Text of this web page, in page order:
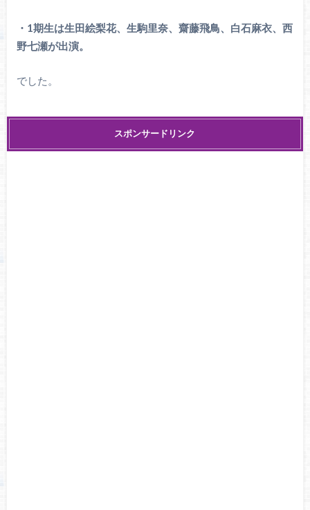
・1期生は生田絵梨花、生駒里奈、齋藤飛鳥、白石麻衣、西
野七瀬が出演。
でした。
スポンサードリンク